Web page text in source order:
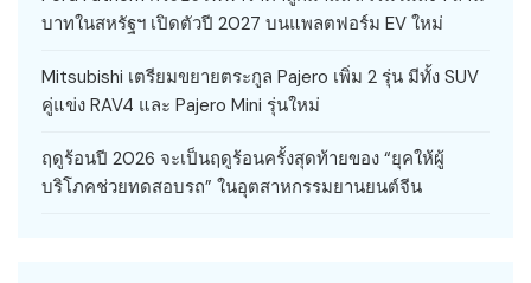
บาทในสหรัฐฯ เปิดตัวปี 2027 บนแพลตฟอร์ม EV ใหม่
Mitsubishi เตรียมขยายตระกูล Pajero เพิ่ม 2 รุ่น มีทั้ง SUV
คู่แข่ง RAV4 และ Pajero Mini รุ่นใหม่
ฤดูร้อนปี 2026 จะเป็นฤดูร้อนครั้งสุดท้ายของ “ยุคให้ผู้
บริโภคช่วยทดสอบรถ” ในอุตสาหกรรมยานยนต์จีน